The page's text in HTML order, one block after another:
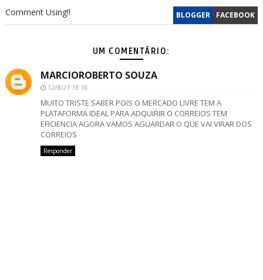
BLOGGER FACEBOOK
Comment Using!!
UM COMENTÁRIO:
MARCIOROBERTO SOUZA
12/8/21 16:16
MUITO TRISTE SABER POIS O MERCADO LIVRE TEM A
PLATAFORMA IDEAL PARA ADQUIRIR O CORREIOS TEM
EFICIENCIA AGORA VAMOS AGUARDAR O QUE VAI VIRAR DOS
CORREIOS
Responder